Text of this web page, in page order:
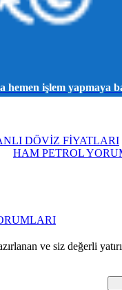
hemen işlem yapmaya
DÖVİZ FİYATLARI
HAM PETROL
ve siz değerli